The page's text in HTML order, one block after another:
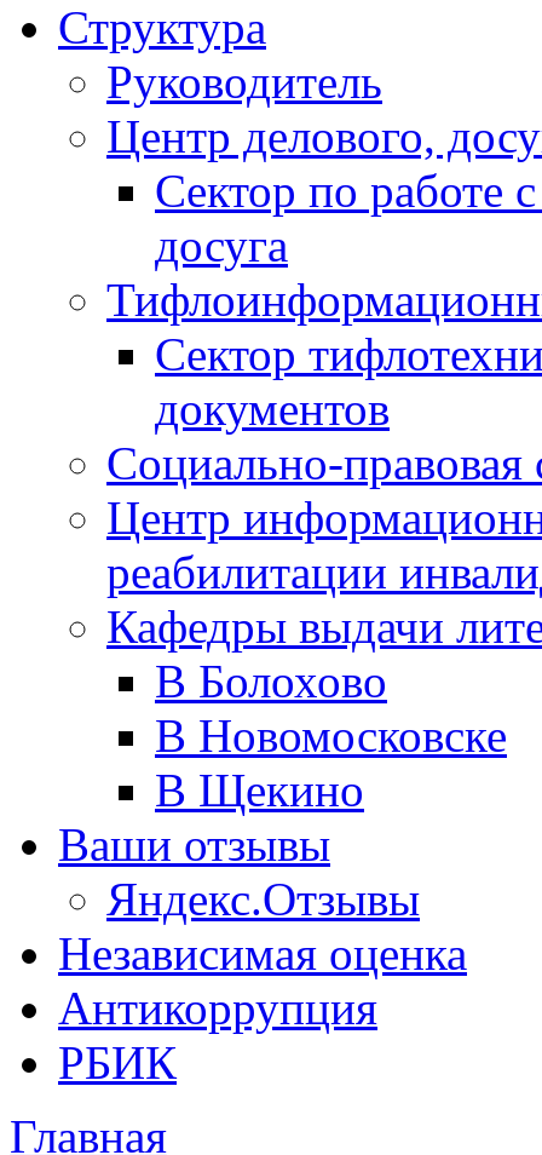
Структура
Руководитель
Центр делового,
Сектор по работе
досуга
Сектор
документов
Социально-правовая
Центр
реабилитации
Кафедры выдачи
В Болохово
В Новомосковске
В Щекино
Ваши отзывы
Яндекс.Отзывы
Независимая оценка
Антикоррупция
РБИК
Главная